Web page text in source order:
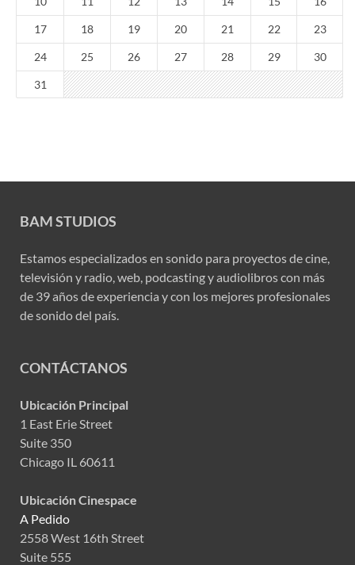
17 18 19 20 21 22 23
24 25 26 27 28 29 30
31
BAM STUDIOS
Estamos especializados en sonido para proyectos de cine,
televisión y radio, web, podcasting y audiolibros con más
de 39 años de experiencia y con los mejores profesionales
de sonido del país.
CONTÁCTANOS
Ubicación Principal
1 East Erie Street
Suite 350
Chicago IL 60611
Ubicación Cinespace
A Pedido
2558 West 16th Street
Suite 555